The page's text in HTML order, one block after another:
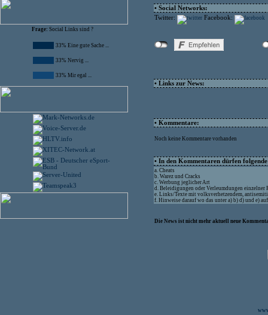
Frage: Social Links sind ?
33% Eine gute Sache ...
33% Nervig ...
33% Mir egal ...
• Social Networks:
Twitter:
Facebook:
• Links zur News:
• Kommentare:
Noch keine Kommentare vorhanden
• In den Kommentaren dürfen
a. Cheats
b. Warez und Cracks
c. Werbung jeglicher Art
d. Beleidigungen oder Verleumdungen einzelner
e. Links/Texte mit volksverhetzendem,
f. Hinweise darauf wo das unter a) b) d) und e)
Die News ist nicht mehr aktuell neue